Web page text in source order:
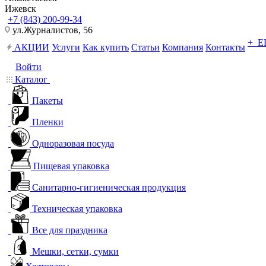
Ижевск
+7 (843) 200-99-34
ул.Журналистов, 56
АКЦИИ Услуги Как купить Статьи Компания Контакты +
Войти
Каталог
Пакеты
Пленки
Одноразовая посуда
Пищевая упаковка
Санитарно-гигиеническая продукция
Техническая упаковка
Все для праздника
Мешки, сетки, сумки